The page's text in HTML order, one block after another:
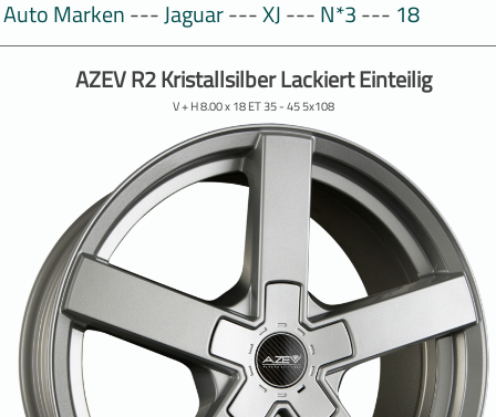
Auto Marken---Jaguar---XJ---N*3--- 18
AZEV R2 Kristallsilber Lackiert Einteilig
V + H 8.00 x 18 ET 35 - 45 5x108